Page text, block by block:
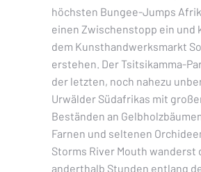
höchsten Bungee-Jumps
einen Zwischenstopp ein und
dem Kunsthandwerksmarkt
erstehen. Der Tsitsikamma-
der letzten, noch nahezu
Urwälder Südafrikas mit
Beständen an
Farnen und seltenen
Storms River Mouth wanderst
anderthalb Stunden entlang